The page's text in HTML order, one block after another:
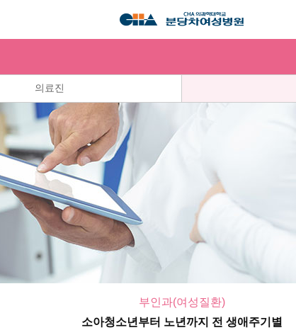
의료진
부인과(여성질환)
소아청소년부터 노년까지 전 생애주기별